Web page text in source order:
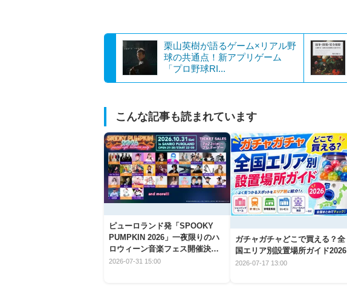
栗山英樹が語るゲーム×リアル野
球の共通点！新アプリゲーム
「プロ野球RI...
こんな記事も読まれています
ピューロランド発「SPOOKY
PUMPKIN 2026」一夜限りのハ
ロウィーン音楽フェス開催決
定！
2026-07-31 15:00
ガチャガチャどこで買える？全
国エリア別設置場所ガイド2026
2026-07-17 13:00